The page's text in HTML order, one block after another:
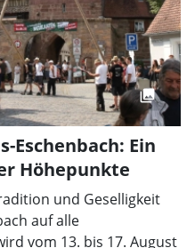
Eschenbach: Ein
Höhepunkte
und Geselligkeit
auf alle
vom 13. bis 17. August